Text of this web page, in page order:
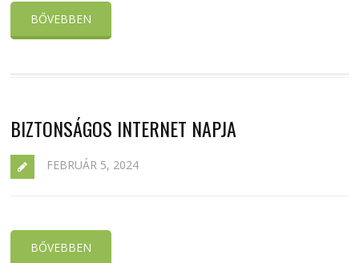
BŐVEBBEN
BIZTONSÁGOS INTERNET NAPJA
FEBRUÁR 5, 2024
BŐVEBBEN